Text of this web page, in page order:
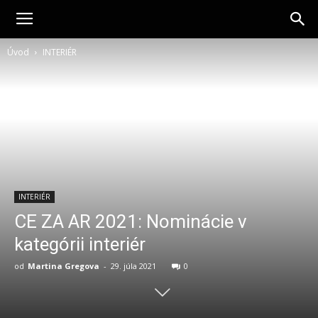
interlight.sk
Úvod INTERIÉR
INTERIÉR
CE ZA AR 2021: Nominácie v
kategórii interiér
od Martina Gregova - 29. júla 2021 0